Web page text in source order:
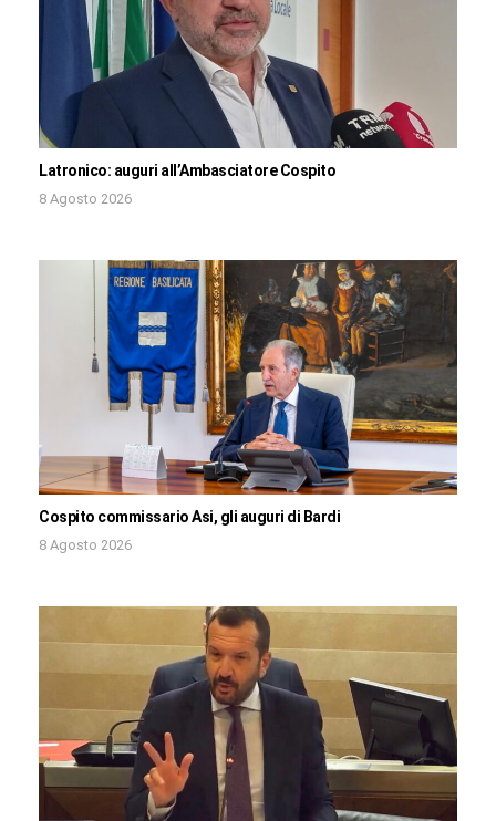
Latronico: auguri all’Ambasciatore Cospito
8 Agosto 2026
Cospito commissario Asi, gli auguri di Bardi
8 Agosto 2026